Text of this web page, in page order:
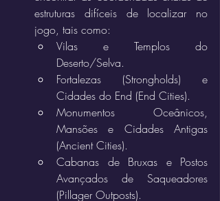
estruturas difíceis de localizar no
jogo, tais como:
Vilas e Templos do
Deserto/Selva.
Fortalezas (Strongholds) e
Cidades do End (End Cities).
Monumentos Oceânicos,
Mansões e Cidades Antigas
(Ancient Cities).
Cabanas de Bruxas e Postos
Avançados de Saqueadores
(Pillager Outposts).